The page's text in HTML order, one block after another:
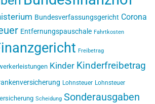
Bundesverfassungsgericht Corona
Entfernungspauschale Fahrtkosten
Freibetrag
Kinder Kinderfreibetrag
Lohnsteuer Lohnsteuer
Scheidung Sonderausgaben